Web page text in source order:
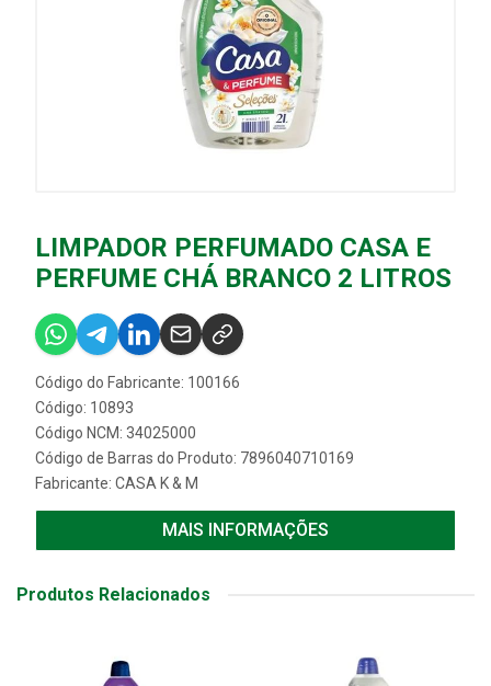
LIMPADOR PERFUMADO CASA E
PERFUME CHÁ BRANCO 2 LITROS
Código do Fabricante: 100166
Código: 10893
Código NCM: 34025000
Código de Barras do Produto: 7896040710169
Fabricante: CASA K & M
MAIS INFORMAÇÕES
Produtos Relacionados